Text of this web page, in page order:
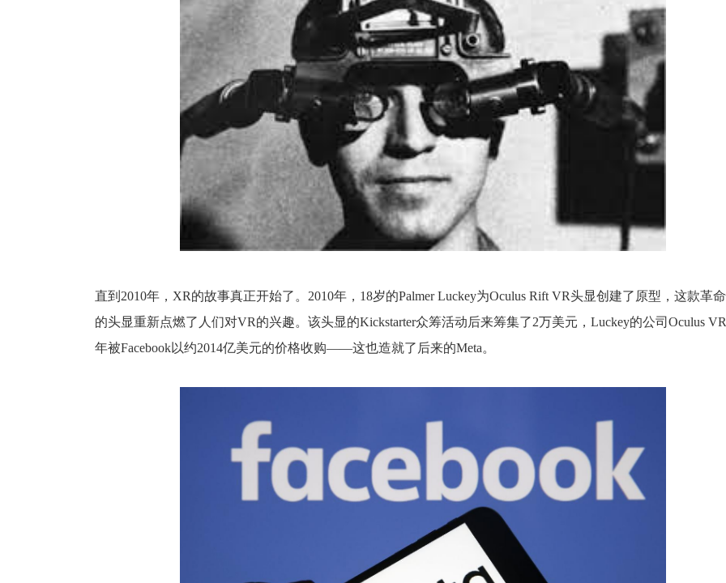
直到2010年，XR的故事真正开始了。2010年，18岁的Palmer Luckey为Oculus Rift VR头显创建了原型，这款革
的头显重新点燃了人们对VR的兴趣。该头显的Kickstarter众筹活动后来筹集了2万美元，Luckey的公司Oculus
年被Facebook以约2014亿美元的价格收购——这也造就了后来的Meta。